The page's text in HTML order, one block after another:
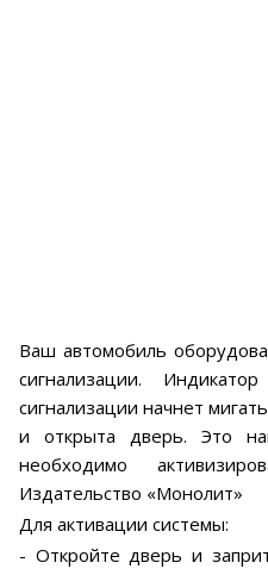
Ваш автомобиль
сигнализации.
сигнализации начнет
и открыта дверь. Это
необходимо
Издательство «Монолит»
Для активации системы:
- Откройте дверь и